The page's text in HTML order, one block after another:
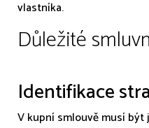
vlastníka.
Důležité
Identifikace
V kupní smlouvě musí být